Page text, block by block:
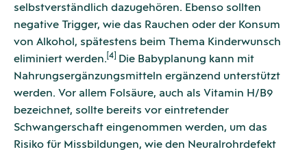
selbstverständlich dazugehören. Ebenso sollten
negative Trigger, wie das Rauchen oder der Konsum
von Alkohol, spätestens beim Thema Kinderwunsch
eliminiert werden. [4]
Die Babyplanung kann mit
Nahrungsergänzungsmitteln ergänzend unterstützt
werden. Vor allem Folsäure, auch als Vitamin H/B9
bezeichnet, sollte bereits vor eintretender
Schwangerschaft eingenommen werden, um das
Risiko für Missbildungen, wie den Neuralrohrdefekt